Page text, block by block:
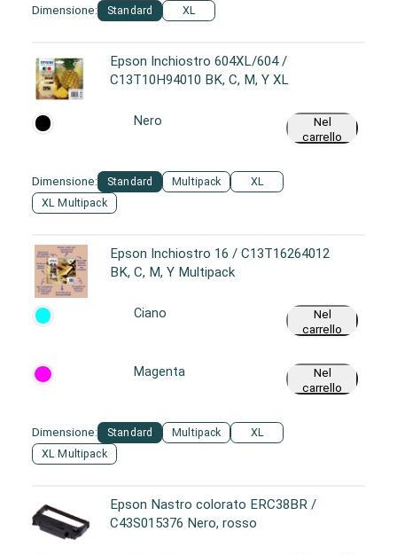
Dimensione: Standard XL
Epson Inchiostro 604XL/604 /
C13T10H94010 BK, C, M, Y XL
Dimensione: Standard Multipack
XL
XL Multipack
Nero
Nel
carrello
Epson Inchiostro 16 / C13T16264012
BK, C, M, Y Multipack
Dimensione: Standard Multipack
XL
XL Multipack
Ciano
Nel
carrello
Magenta
Nel
carrello
Epson Nastro colorato ERC38BR /
C43S015376 Nero, rosso